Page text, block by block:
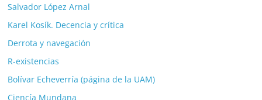
Salvador López Arnal
Karel Kosík. Decencia y crítica
Derrota y navegación
R-existencias
Bolívar Echeverría (página de la UAM)
Ciencía Mundana